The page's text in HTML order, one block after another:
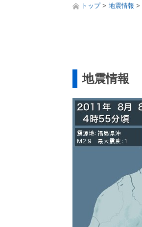
トップ 地震情報
地震情報